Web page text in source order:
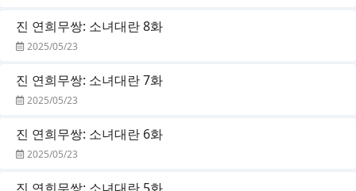
진 연희무쌍: 소녀대란 8화
2025/05/23
진 연희무쌍: 소녀대란 7화
2025/05/23
진 연희무쌍: 소녀대란 6화
2025/05/23